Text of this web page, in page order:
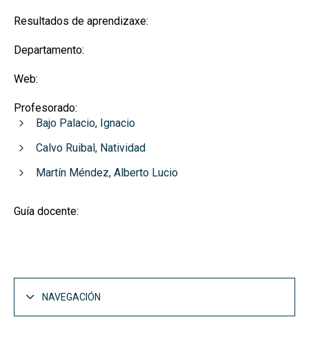
Resultados de aprendizaxe:
Departamento:
Web:
Profesorado:
Bajo Palacio, Ignacio
Calvo Ruibal, Natividad
Martín Méndez, Alberto Lucio
Guía docente:
NAVEGACIÓN